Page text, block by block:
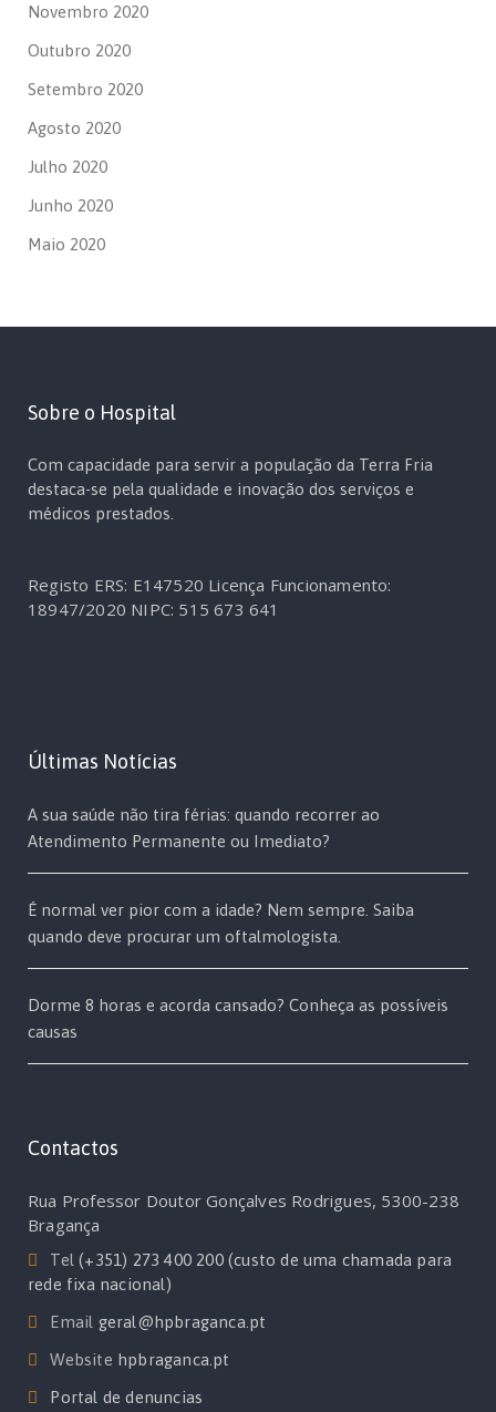
Novembro 2020
Outubro 2020
Setembro 2020
Agosto 2020
Julho 2020
Junho 2020
Maio 2020
Sobre o Hospital
Com capacidade para servir a população da Terra Fria
destaca-se pela qualidade e inovação dos serviços e
médicos prestados.
Registo ERS: E147520 Licença Funcionamento:
18947/2020 NIPC: 515 673 641
Últimas Notícias
A sua saúde não tira férias: quando recorrer ao
Atendimento Permanente ou Imediato?
É normal ver pior com a idade? Nem sempre. Saiba
quando deve procurar um oftalmologista.
Dorme 8 horas e acorda cansado? Conheça as possíveis
causas
Contactos
Rua Professor Doutor Gonçalves Rodrigues, 5300-238
Bragança
Tel(+351) 273 400 200 (custo de uma chamada para
rede fixa nacional)
Email geral@hpbraganca.pt
Website hpbraganca.pt
Portal de denuncias